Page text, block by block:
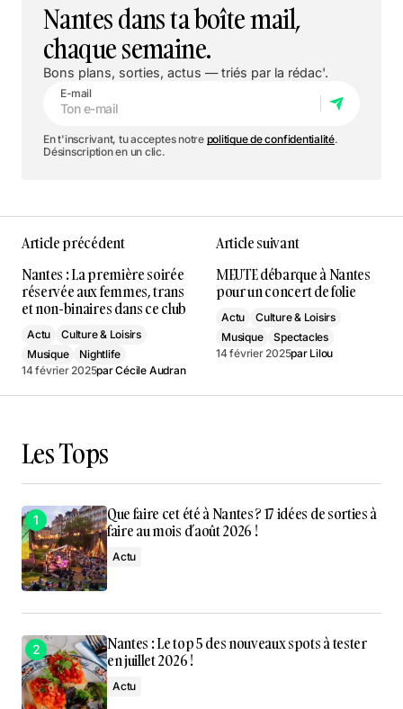
Nantes dans ta boîte mail,
chaque semaine.
Bons plans, sorties, actus — triés par la rédac'.
E-mail
En t'inscrivant, tu acceptes notre politique de confidentialité.
Désinscription en un clic.
Article précédent
Nantes : La première soirée
réservée aux femmes, trans
et non-binaires dans ce club
Actu
Culture & Loisirs
Musique
Nightlife
14 février 2025parCécile Audran
Article suivant
MEUTE débarque à Nantes
pour un concert de folie
Actu
Culture & Loisirs
Musique
Spectacles
14 février 2025par Lilou
Les Tops
Que faire cet été à Nantes ? 17 idées de sorties à
faire au mois d’août 2026 !
Actu
Nantes : Le top 5 des nouveaux spots à tester
en juillet 2026 !
Actu